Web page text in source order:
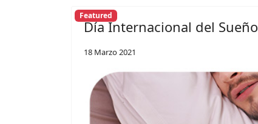
Featured
Día Internacional del Sueño
18 Marzo 2021